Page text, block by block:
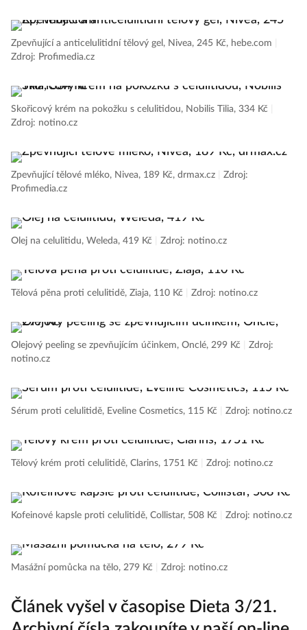
Zpevňující a anticelulitidní tělový gel, Nivea, 245 Kč, hebe.com
Zdroj: Profimedia.cz
Skořicový krém na pokožku s celulitidou, Nobilis Tilia, 334 Kč
Zdroj: notino.cz
Zpevňující tělové mléko, Nivea, 189 Kč, drmax.cz
Zdroj:
Profimedia.cz
Olej na celulitidu, Weleda, 419 Kč Zdroj: notino.cz
Tělová pěna proti celulitidě, Ziaja, 110 Kč Zdroj: notino.cz
Olejový peeling se zpevňujícím účinkem, Onclé, 299 Kč
Zdroj:
notino.cz
Sérum proti celulitidě, Eveline Cosmetics, 115 Kč Zdroj: notino.cz
Tělový krém proti celulitidě, Clarins, 1751 Kč Zdroj: notino.cz
Kofeinové kapsle proti celulitidě, Collistar, 508 Kč Zdroj: notino.cz
Masážní pomůcka na tělo, 279 Kč Zdroj: notino.cz
Článek vyšel v časopise Dieta 3/21.